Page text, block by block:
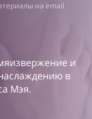
на email
и
в
Мэя.